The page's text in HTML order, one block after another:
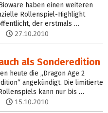
haben einen weiteren
Rollenspiel-Highlight
der erstmals …
27.10.2010
als Sonderedition
heute die „Dragon Age 2
angekündigt. Die limitierte
kann nur bis …
15.10.2010